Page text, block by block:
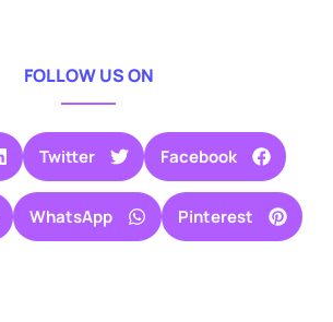
FOLLOW US ON
Facebook
Twitter
Pinterest
WhatsApp